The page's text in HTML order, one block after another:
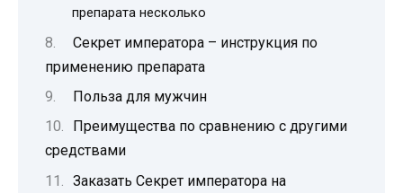
препарата несколько
Секрет императора – инструкция по
применению препарата
Польза для мужчин
Преимущества по сравнению с другими
средствами
Заказать Секрет императора на